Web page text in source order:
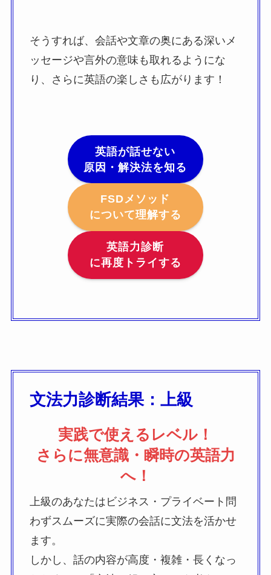
そうすれば、会話や文章の奥にある深いメ
ッセージや言外の意味も取れるようにな
り、さらに英語の楽しさも広がります！
英語が話せない
原因・解決法を知る
FSDメソッド
について理解する
英語力診断
に再度トライする
文法力診断結果：上級
実践で使えるレベル！
さらに無意識・瞬時の英語力
へ！
上級のあなたはビジネス・プライベート問
わずスムーズに実際の会話に文法を活かせ
ます。
しかし、話の内容が高度・複雑・長くなっ